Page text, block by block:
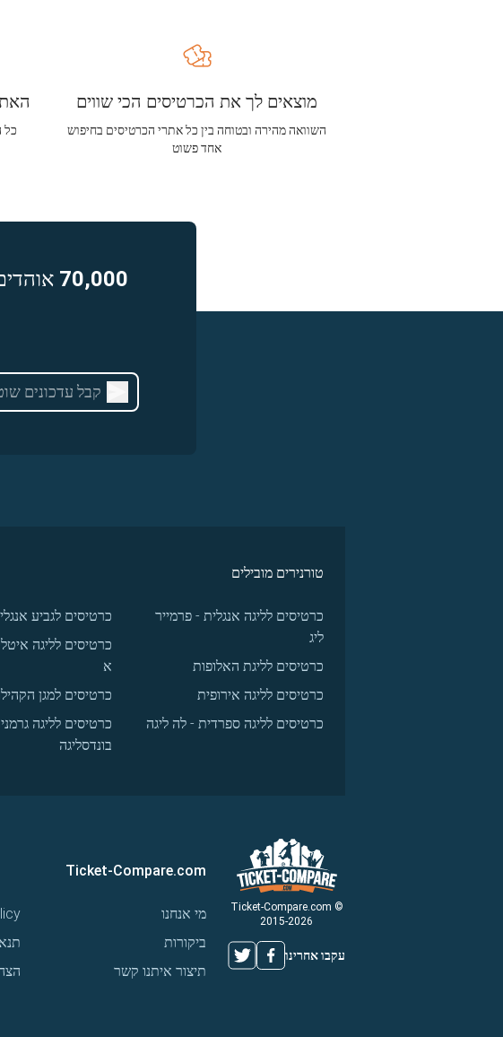
כל
מוצאים לך את הכרטיסים הכי שווים
השוואה מהירה ובטוחה בין כל אתרי הכרטיסים בחיפוש
אחד פשוט
70,000
טורנירים מובילים
כרטיסים לליגה אנגלית - פרמייר
ליג
כרטיסים לליגת האלופות
כרטיסים לליגה אירופית
כרטיסים לליגה ספרדית - לה ליגה
כרטיסים לגביע אנגלי
כרטיסים לליגה
א
כרטיסים למגן
כרטיסים לליגה
בונדסליגה
© Ticket-Compare.com
2015-2026
עקבו אחרינו
Ticket-Compare.com
מי אנחנו
ביקורות
תיצור איתנו קשר